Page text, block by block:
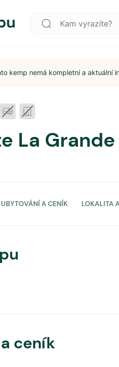
kemp nemá kompletní a aktuální
La Grande
UBYTOVÁNÍ A CENÍK LOKALITA
ceník